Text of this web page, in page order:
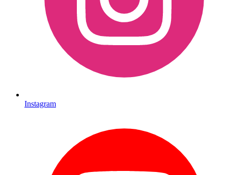
Instagram